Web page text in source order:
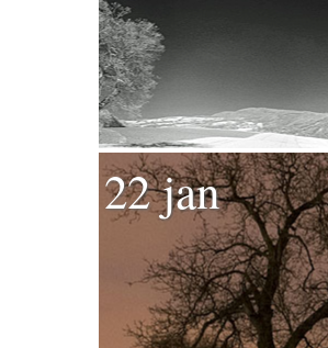
22 jan